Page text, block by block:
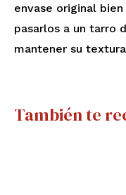
envase original
pasarlos a un tarro
mantener su
También te